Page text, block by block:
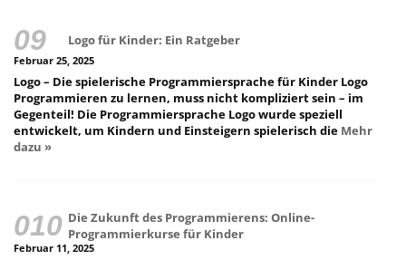
Logo für Kinder: Ein Ratgeber
Februar 25, 2025
Logo – Die spielerische Programmiersprache für Kinder Logo
Programmieren zu lernen, muss nicht kompliziert sein – im
Gegenteil! Die Programmiersprache Logo wurde speziell
entwickelt, um Kindern und Einsteigern spielerisch die Mehr
dazu »
Die Zukunft des Programmierens: Online-
Programmierkurse für Kinder
Februar 11, 2025